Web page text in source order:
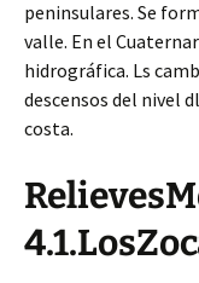
peninsulares. Se
valle. En el
hidrográfica. Ls
descensos del nivel
costa.